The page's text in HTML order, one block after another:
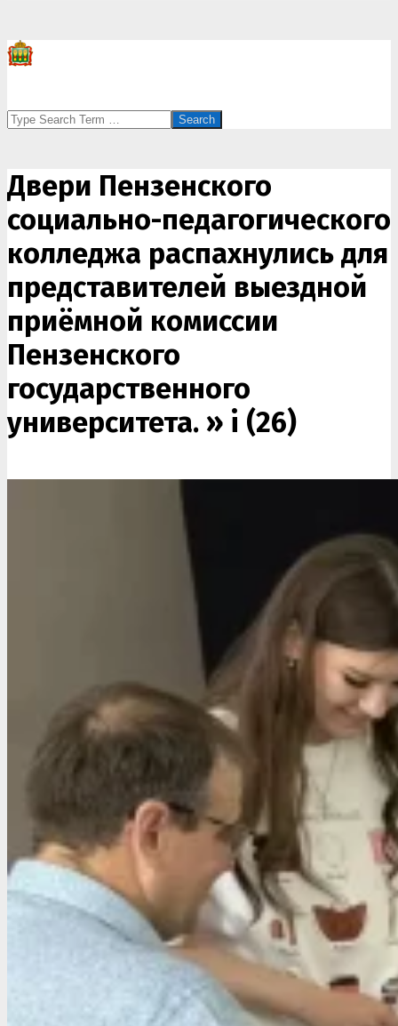
Search
Двери Пензенского
социально-педагогического
колледжа распахнулись для
представителей выездной
приёмной комиссии
Пензенского
государственного
университета. » i (26)